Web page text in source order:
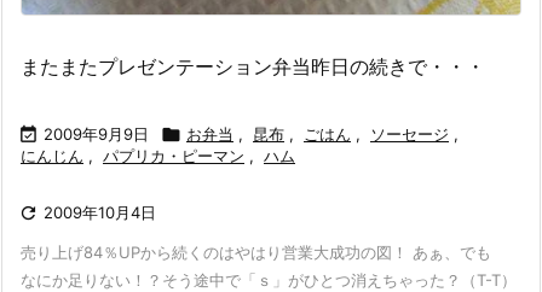
またまたプレゼンテーション弁当昨日の続きで・・・
 2009年9月9日  お弁当 , 昆布 , ごはん , ソーセージ ,
にんじん , パプリカ・ピーマン , ハム
 2009年10月4日
売り上げ84％UPから続くのはやはり営業大成功の図！ あぁ、でも
なにか足りない！？そう途中で「ｓ」がひとつ消えちゃった？（T-T）